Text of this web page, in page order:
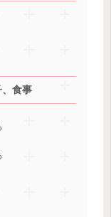
、食事